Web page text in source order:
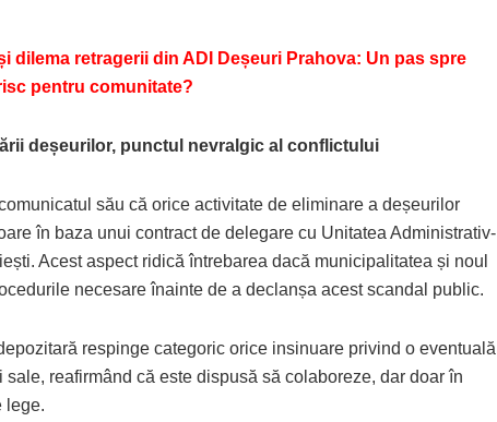
dilema retragerii din ADI Deșeuri Prahova: Un pas spre
pentru comunitate?
deșeurilor, punctul nevralgic al conflictului
său că orice activitate de eliminare a deșeurilor
în baza unui contract de delegare cu Unitatea Administrativ-
Acest aspect ridică întrebarea dacă municipalitatea și noul
necesare înainte de a declanșa acest scandal public.
respinge categoric orice insinuare privind o eventuală
reafirmând că este dispusă să colaboreze, dar doar în
lege.